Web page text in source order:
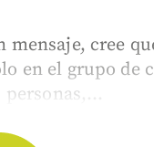
cree
en el grupo de